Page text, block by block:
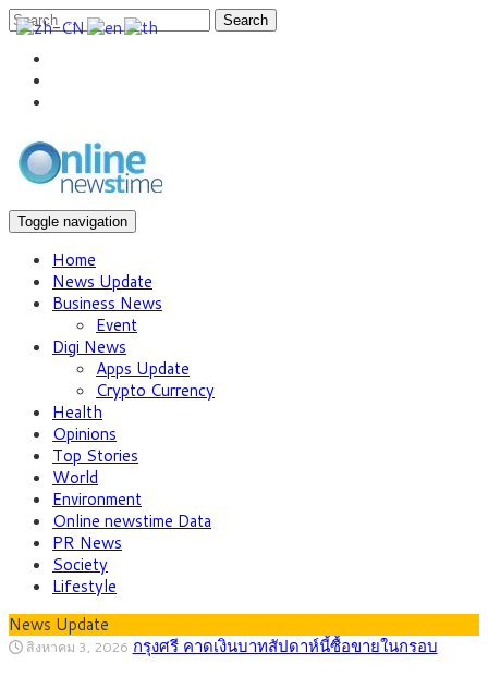
Search
Toggle navigation
Home
News Update
Business News
Event
Digi News
Apps Update
Crypto Currency
Health
Opinions
Top Stories
World
Environment
Online newstime Data
PR News
Society
Lifestyle
News Update
สิงหาคม 3, 2026 กรุงศรี คาดเงินบาทสัปดาห์นี้ซื้อขายในกรอบ